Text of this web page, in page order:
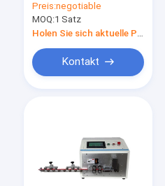
Ausschnitt-
Abisoliermaschine
Preis:negotiable
MOQ:1 Satz
Kontakt